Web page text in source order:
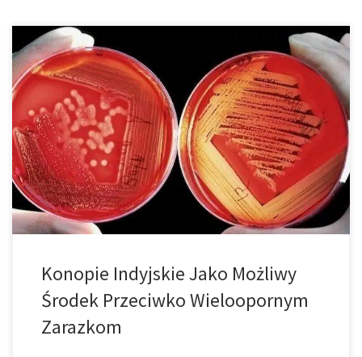
Naukowcy odkryli, że aktywny składnik cannabigerolu może być
skuteczny w walce z wieloopornymi zarazkami. Wyniki badań na
myszach dają nadzieję, że konopie indyjskie mogą być nową
bronią w walce z superbakteriami. Jak donosi The Guardian
naukowcy zbadali pięć związków konopi indyjskich pod kątem ich
właściwości antybiotykowych i stwierdzili, że substancja […]
Konopie Indyjskie Jako Możliwy
Środek Przeciwko Wieloopornym
Zarazkom